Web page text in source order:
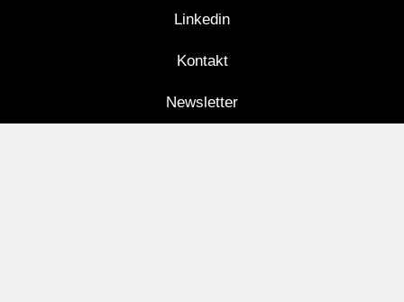
Linkedin
Kontakt
Newsletter